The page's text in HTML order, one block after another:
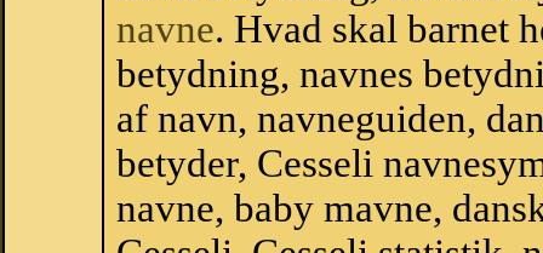
navne. Hvad skal barnet
betydning, navnes
af navn, navneguiden,
betyder, Cesseli
navne, baby mavne,